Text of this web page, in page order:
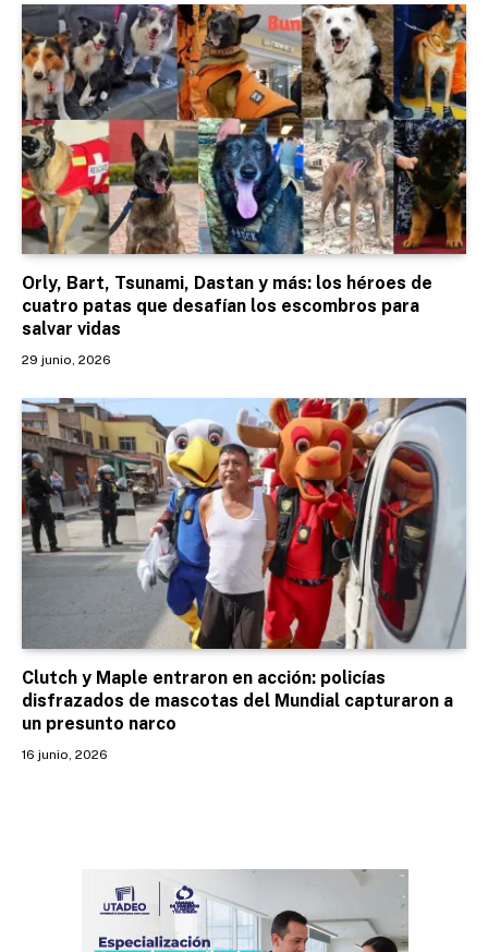
Orly, Bart, Tsunami, Dastan y más: los héroes de
cuatro patas que desafían los escombros para
salvar vidas
29 junio, 2026
Clutch y Maple entraron en acción: policías
disfrazados de mascotas del Mundial capturaron a
un presunto narco
16 junio, 2026